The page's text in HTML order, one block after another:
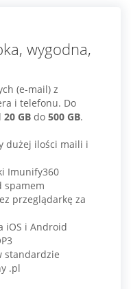
wygodna,
(e-mail) z
i telefonu. Do
20 GB do 500 GB.
dużej ilości maili i
Imunify360
spamem
przeglądarkę za
iOS i Android
standardzie
.pl